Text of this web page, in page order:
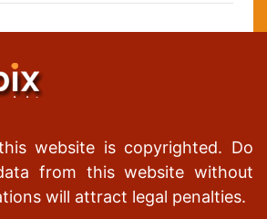
website is copyrighted. Do
from this website without
will attract legal penalties.